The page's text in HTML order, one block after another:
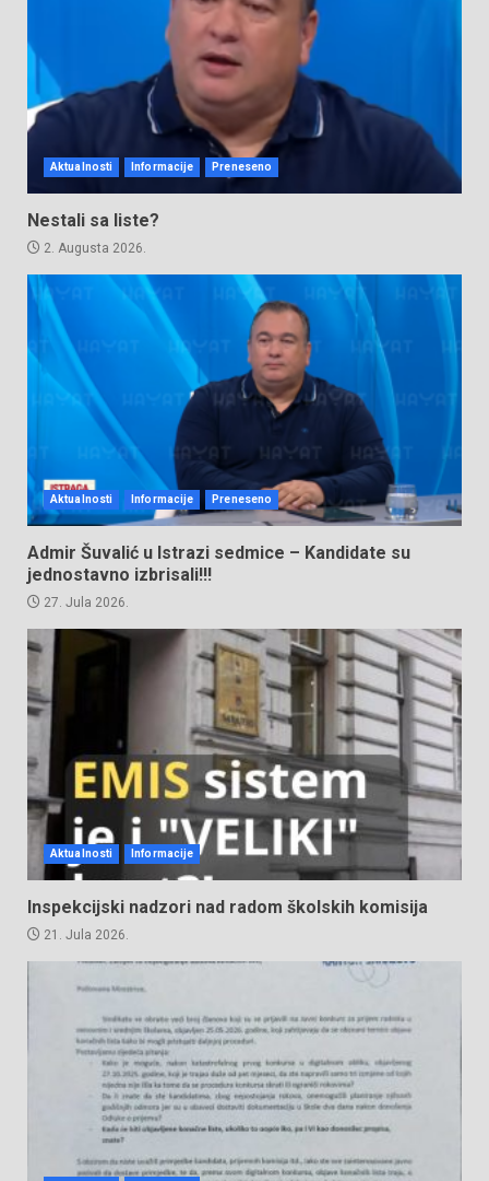
Aktualnosti Informacije Preneseno
Nestali sa liste?
2. Augusta 2026.
Aktualnosti Informacije Preneseno
Admir Šuvalić u Istrazi sedmice – Kandidate su
jednostavno izbrisali!!!
27. Jula 2026.
Aktualnosti Informacije
Inspekcijski nadzori nad radom školskih komisija
21. Jula 2026.